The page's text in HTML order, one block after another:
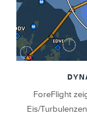
ForeFlight
Eis/